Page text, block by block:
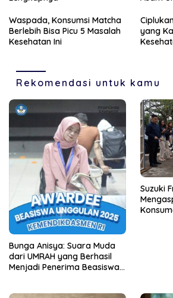
Waspada, Konsumsi Matcha
Berlebih Bisa Picu 5 Masalah
Kesehatan Ini
yang
Rekomendasi untuk kamu
Bunga Anisya: Suara Muda
dari UMRAH yang Berhasil
Menjadi Penerima Beasiswa
Suzuki